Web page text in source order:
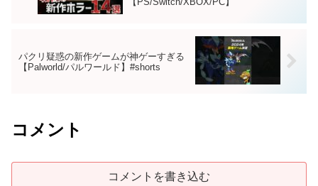
パクリ疑惑の新作ゲームが神ゲーすぎる
【Palworld/パルワールド】#shorts
コメント
コメントを書き込む